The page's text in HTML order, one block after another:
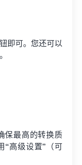
即可。您还可以
保最高的转换质
“高级设置”（可